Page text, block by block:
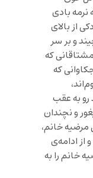
بادى
از بالاى
و بر سر
که
که
رو به عقب
و نچندان
مرضیه خانم،
از ادامه‌ی
خانم را به